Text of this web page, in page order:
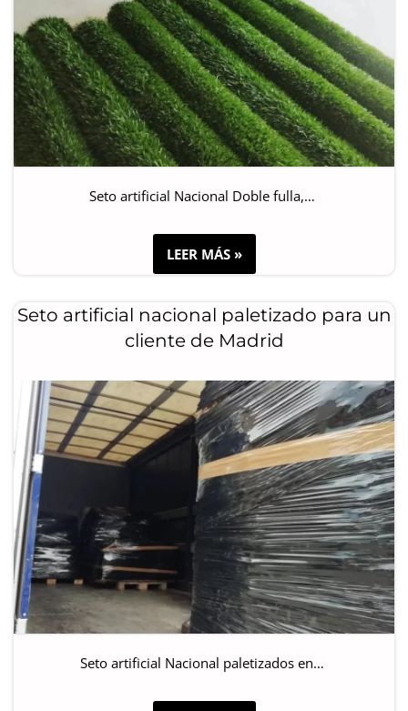
Seto artificial Nacional Doble fulla,…
LEER MÁS »
Seto artificial nacional paletizado para un
cliente de Madrid
Seto artificial Nacional paletizados en…